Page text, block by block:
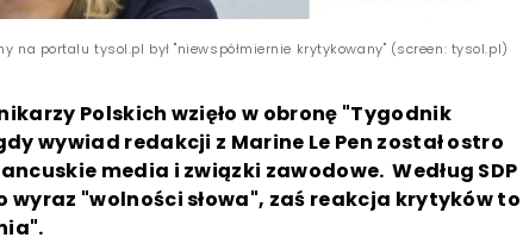
na portalu tysol.pl był "niewspółmiernie krytykowany" (screen: tysol.pl)
Polskich wzięło w obronę "Tygodnik
wywiad redakcji z Marine Le Pen został ostro
media i związki zawodowe. Według SDP
"wolności słowa", zaś reakcja krytyków to